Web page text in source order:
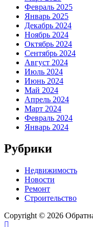
Февраль 2025
Январь 2025
Декабрь 2024
Ноябрь 2024
Октябрь 2024
Сентябрь 2024
Август 2024
Июль 2024
Июнь 2024
Май 2024
Апрель 2024
Март 2024
Февраль 2024
Январь 2024
Рубрики
Недвижимость
Новости
Ремонт
Строительство
Copyright © 2026